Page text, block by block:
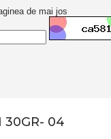
de mai jos
30GR- 04